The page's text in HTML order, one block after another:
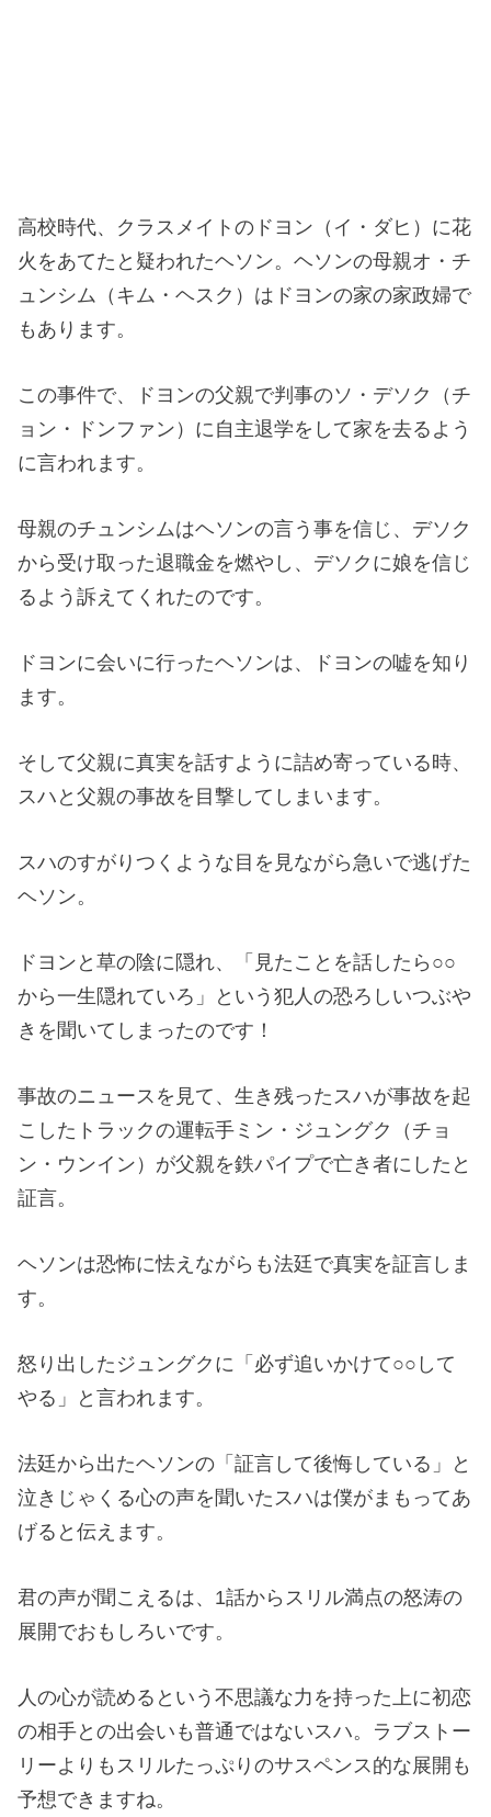
高校時代、クラスメイトのドヨン（イ・ダヒ）に花
火をあてたと疑われたヘソン。ヘソンの母親オ・チ
ュンシム（キム・ヘスク）はドヨンの家の家政婦で
もあります。
この事件で、ドヨンの父親で判事のソ・デソク（チ
ョン・ドンファン）に自主退学をして家を去るよう
に言われます。
母親のチュンシムはヘソンの言う事を信じ、デソク
から受け取った退職金を燃やし、デソクに娘を信じ
るよう訴えてくれたのです。
ドヨンに会いに行ったヘソンは、ドヨンの嘘を知り
ます。
そして父親に真実を話すように詰め寄っている時、
スハと父親の事故を目撃してしまいます。
スハのすがりつくような目を見ながら急いで逃げた
ヘソン。
ドヨンと草の陰に隠れ、「見たことを話したら○○
から一生隠れていろ」という犯人の恐ろしいつぶや
きを聞いてしまったのです！
事故のニュースを見て、生き残ったスハが事故を起
こしたトラックの運転手ミン・ジュングク（チョ
ン・ウンイン）が父親を鉄パイプで亡き者にしたと
証言。
ヘソンは恐怖に怯えながらも法廷で真実を証言しま
す。
怒り出したジュングクに「必ず追いかけて○○して
やる」と言われます。
法廷から出たヘソンの「証言して後悔している」と
泣きじゃくる心の声を聞いたスハは僕がまもってあ
げると伝えます。
君の声が聞こえるは、1話からスリル満点の怒涛の
展開でおもしろいです。
人の心が読めるという不思議な力を持った上に初恋
の相手との出会いも普通ではないスハ。ラブストー
リーよりもスリルたっぷりのサスペンス的な展開も
予想できますね。